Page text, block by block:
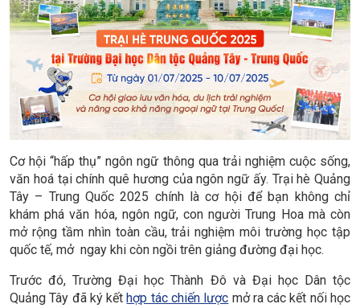
Cơ hội “hấp thụ” ngôn ngữ thông qua trải nghiệm cuộc sống,
văn hoá tại chính quê hương của ngôn ngữ ấy. Trại hè Quảng
Tây – Trung Quốc 2025 chính là cơ hội để bạn không chỉ
khám phá văn hóa, ngôn ngữ, con người Trung Hoa mà còn
mở rộng tầm nhìn toàn cầu, trải nghiệm môi trường học tập
quốc tế, mở ngay khi còn ngồi trên giảng đường đại học.
Trước đó, Trường Đại học Thành Đô và Đại học Dân tộc
Quảng Tây đã ký kếthợp tác chiến lược mở ra các kết nối học